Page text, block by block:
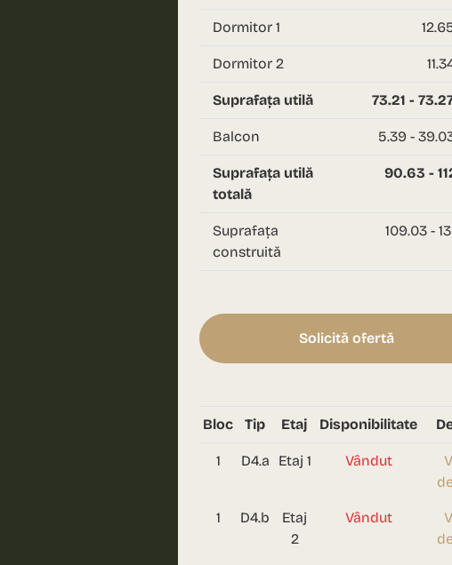
Dormitor 1
Dormitor 2
Suprafața utilă 73.21 -
Balcon 5.39 -
Suprafața utilă
totală
90.63 -
Suprafața
construită
109.03 -
Solicită ofertă
Bloc Tip Etaj Disponibilitate
1 D4.a Etaj 1 Vândut
1 D4.b
Etaj
2
Vândut